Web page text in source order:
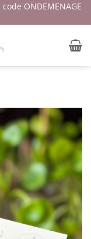
code ONDEMENAGE